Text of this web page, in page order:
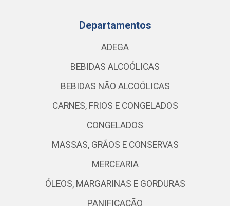
Departamentos
ADEGA
BEBIDAS ALCOÓLICAS
BEBIDAS NÃO ALCOÓLICAS
CARNES, FRIOS E CONGELADOS
CONGELADOS
MASSAS, GRÃOS E CONSERVAS
MERCEARIA
ÓLEOS, MARGARINAS E GORDURAS
PANIFICAÇÃO